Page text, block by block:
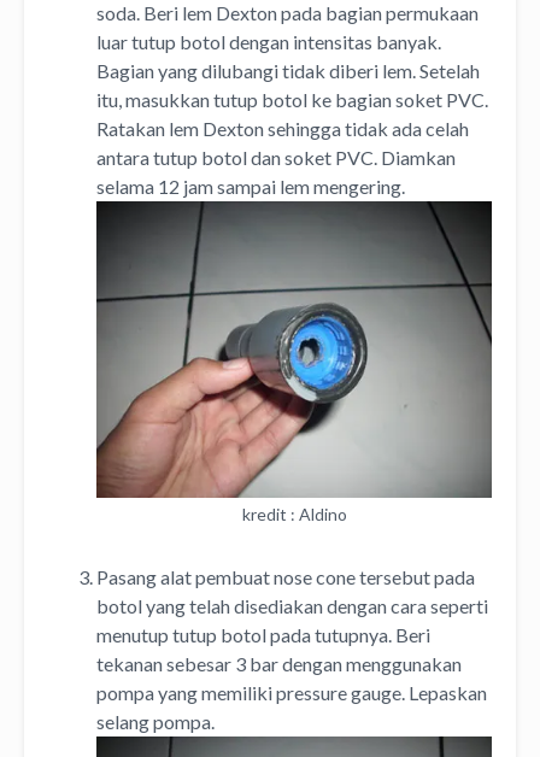
soda. Beri lem Dexton pada bagian permukaan
luar tutup botol dengan intensitas banyak.
Bagian yang dilubangi tidak diberi lem. Setelah
itu, masukkan tutup botol ke bagian soket PVC.
Ratakan lem Dexton sehingga tidak ada celah
antara tutup botol dan soket PVC. Diamkan
selama 12 jam sampai lem mengering.
kredit : Aldino
Pasang alat pembuat nose cone tersebut pada
botol yang telah disediakan dengan cara seperti
menutup tutup botol pada tutupnya. Beri
tekanan sebesar 3 bar dengan menggunakan
pompa yang memiliki pressure gauge. Lepaskan
selang pompa.